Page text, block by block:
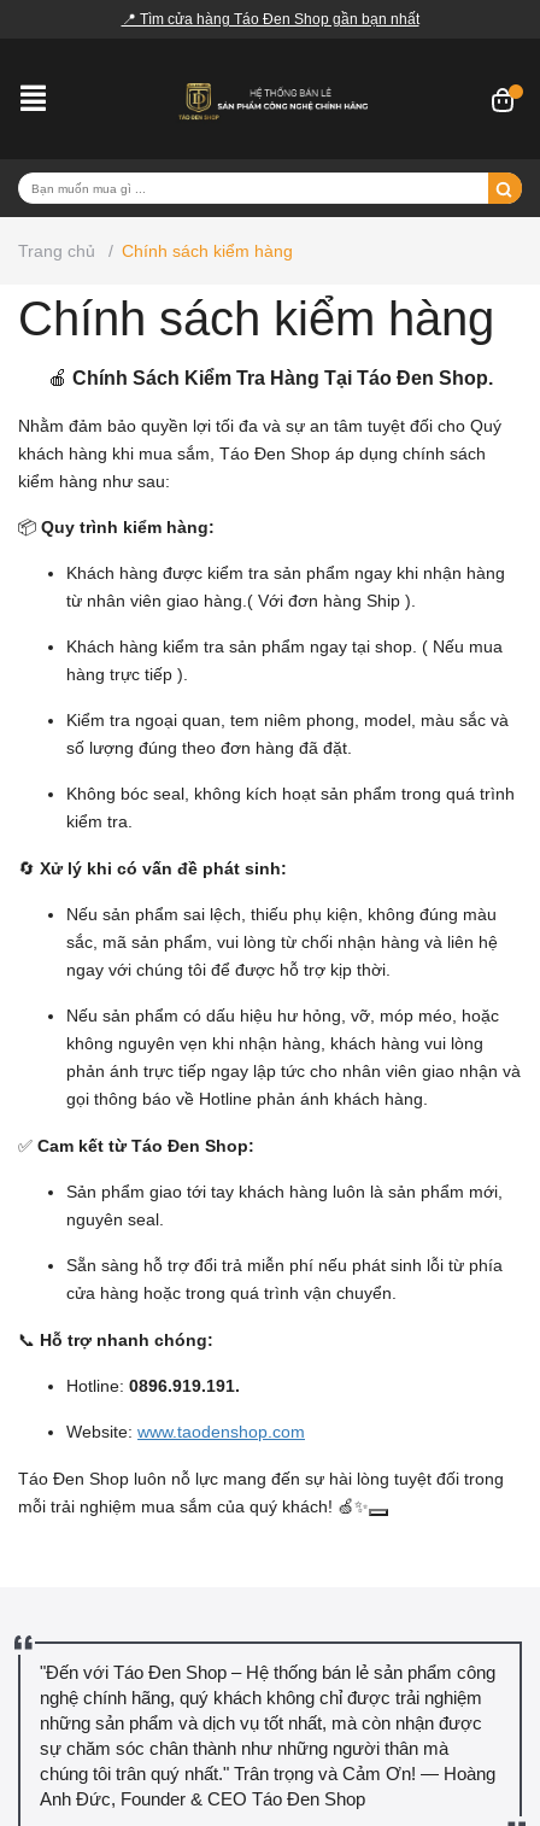
📍 Tìm cửa hàng Táo Đen Shop gần bạn nhất
Trang chủ / Chính sách kiểm hàng
Chính sách kiểm hàng
🍎 Chính Sách Kiểm Tra Hàng Tại Táo Đen Shop.
Nhằm đảm bảo quyền lợi tối đa và sự an tâm tuyệt đối cho Quý
khách hàng khi mua sắm, Táo Đen Shop áp dụng chính sách
kiểm hàng như sau:
📦 Quy trình kiểm hàng:
Khách hàng được kiểm tra sản phẩm ngay khi nhận hàng
từ nhân viên giao hàng.( Với đơn hàng Ship ).
Khách hàng kiểm tra sản phẩm ngay tại shop. ( Nếu mua
hàng trực tiếp ).
Kiểm tra ngoại quan, tem niêm phong, model, màu sắc và
số lượng đúng theo đơn hàng đã đặt.
Không bóc seal, không kích hoạt sản phẩm trong quá trình
kiểm tra.
🔄 Xử lý khi có vấn đề phát sinh:
Nếu sản phẩm sai lệch, thiếu phụ kiện, không đúng màu
sắc, mã sản phẩm, vui lòng từ chối nhận hàng và liên hệ
ngay với chúng tôi để được hỗ trợ kịp thời.
Nếu sản phẩm có dấu hiệu hư hỏng, vỡ, móp méo, hoặc
không nguyên vẹn khi nhận hàng, khách hàng vui lòng
phản ánh trực tiếp ngay lập tức cho nhân viên giao nhận và
gọi thông báo về Hotline phản ánh khách hàng.
✅ Cam kết từ Táo Đen Shop:
Sản phẩm giao tới tay khách hàng luôn là sản phẩm mới,
nguyên seal.
Sẵn sàng hỗ trợ đổi trả miễn phí nếu phát sinh lỗi từ phía
cửa hàng hoặc trong quá trình vận chuyển.
📞 Hỗ trợ nhanh chóng:
Hotline: 0896.919.191.
Website: www.taodenshop.com
Táo Đen Shop luôn nỗ lực mang đến sự hài lòng tuyệt đối trong
mỗi trải nghiệm mua sắm của quý khách! 🍏✨
"Đến với Táo Đen Shop – Hệ thống bán lẻ sản phẩm công
nghệ chính hãng, quý khách không chỉ được trải nghiệm
những sản phẩm và dịch vụ tốt nhất, mà còn nhận được
sự chăm sóc chân thành như những người thân mà
chúng tôi trân quý nhất." Trân trọng và Cảm Ơn! — Hoàng
Anh Đức, Founder & CEO Táo Đen Shop